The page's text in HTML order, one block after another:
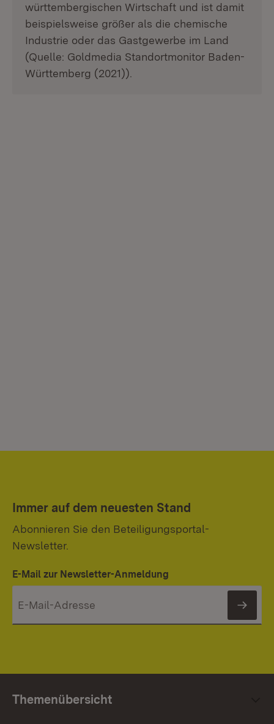
württembergischen Wirtschaft und ist damit
beispielsweise größer als die chemische
Industrie oder das Gastgewerbe im Land
(Quelle: Goldmedia Standortmonitor Baden-
Württemberg (2021)).
Immer auf dem neuesten Stand
Abonnieren Sie den Beteiligungsportal-
Newsletter.
E-Mail zur Newsletter-Anmeldung
Themenübersicht